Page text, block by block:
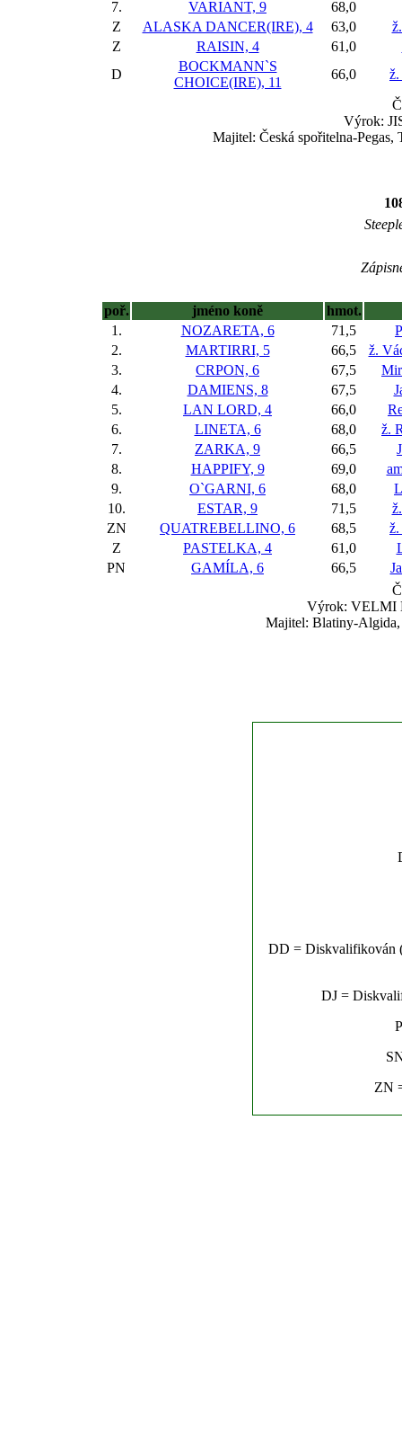
7. VARIANT, 9
68,0
Z
ALASKA DANCER(IRE), 4 63,0
Z
RAISIN, 4 61,0
D
BOCKMANN`S
CHOICE(IRE), 11
66,0
Výrok:
Majitel: Česká spořitelna-
poř. jméno koně
hmot.
1.
NOZARETA, 6 71,5
2.
MARTIRRI, 5 66,5
ž.
3.
CRPON, 6 67,5
4.
DAMIENS, 8 67,5
5.
LAN LORD, 4 66,0
6.
LINETA, 6 68,0
ž.
7.
ZARKA, 9 66,5
8.
HAPPIFY, 9 69,0
9.
O`GARNI, 6 68,0
10.
ESTAR, 9 71,5
ZN
QUATREBELLINO, 6 68,5
ž.
Z
PASTELKA, 4 61,0
PN
GAMÍLA, 6 66,5
Výrok: VELMI
Majitel: Blatiny-Algida,
DD = Diskvalifikován
DJ =
ZN